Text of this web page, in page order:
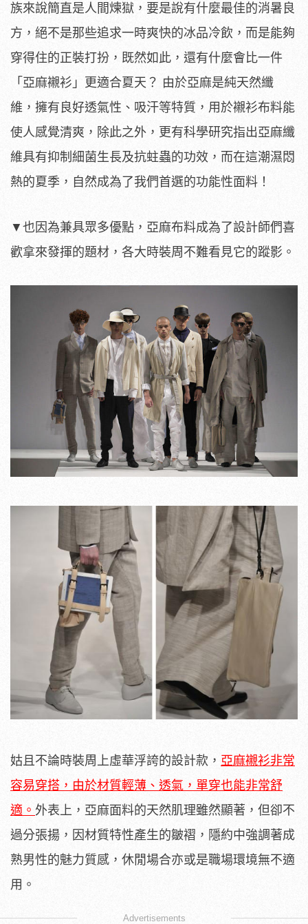
族來說簡直是人間煉獄，要是說有什麼最佳的消暑良
方，絕不是那些追求一時爽快的冰品冷飲，而是能夠
穿得住的正裝打扮，既然如此，還有什麼會比一件
「亞麻襯衫」更適合夏天？ 由於亞麻是純天然纖
維，擁有良好透氣性、吸汗等特質，用於襯衫布料能
使人感覺清爽，除此之外，更有科學研究指出亞麻纖
維具有抑制細菌生長及抗蛀蟲的功效，而在這潮濕悶
熱的夏季，自然成為了我們首選的功能性面料！
▼也因為兼具眾多優點，亞麻布料成為了設計師們喜
歡拿來發揮的題材，各大時裝周不難看見它的蹤影。
姑且不論時裝周上虛華浮誇的設計款， 亞麻襯衫非常
容易穿搭，由於材質輕薄、透氣，單穿也能非常舒
適。 外表上，亞麻面料的天然肌理雖然顯著，但卻不
過分張揚，因材質特性產生的皺褶，隱約中強調著成
熟男性的魅力質感，休閒場合亦或是職場環境無不適
用。
Advertisements